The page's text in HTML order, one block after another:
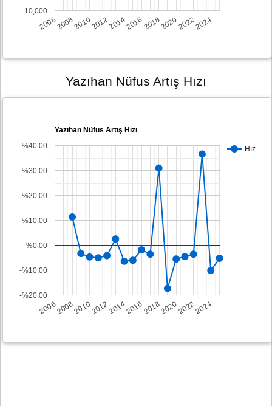
2006200820102012201420162018202020222024
10,000
Yazıhan Nüfus Artış Hızı
Yazıhan Nüfus Artış Hızı
Hız
2006200820102012201420162018202020222024
-%20.00
-%10.00
%0.00
%10.00
%20.00
%30.00
%40.00